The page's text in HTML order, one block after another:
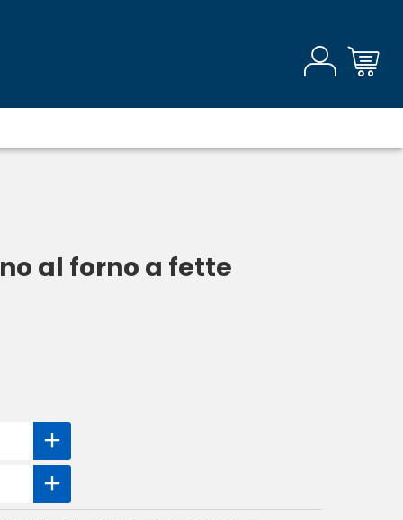
al forno a fette